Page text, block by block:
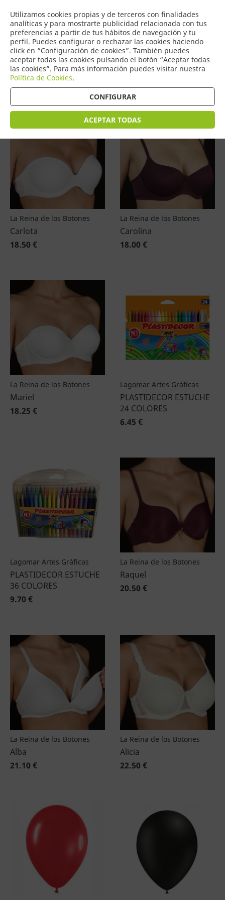
Utilizamos cookies propias y de terceros con finalidades
analíticas y para mostrarte publicidad relacionada con tus
preferencias a partir de tus hábitos de navegación y tu
perfil. Puedes configurar o rechazar las cookies haciendo
click en “Configuración de cookies”. También puedes
aceptar todas las cookies pulsando el botón “Aceptar todas
las cookies”. Para más información puedes visitar nuestra
Política de Cookies.
CONFIGURAR
ACEPTAR TODAS
0
COMERCIO
DE TORRIJOS
Productos (4577)
Ordenar por precio
La Reina de los Botones
Carlota
18.50 €
La Reina de los Botones
Carolina
18.00 €
La Reina de los Botones
Mariel
18.25 €
Lagomar Artes Gráficas
PLASTIDECOR ESTUCHE
24 COLORES
6.45 €
Lagomar Artes Gráficas
PLASTIDECOR ESTUCHE
36 COLORES
9.70 €
La Reina de los Botones
Raquel
20.50 €
La Reina de los Botones
Alba
21.10 €
La Reina de los Botones
Alicia
22.50 €